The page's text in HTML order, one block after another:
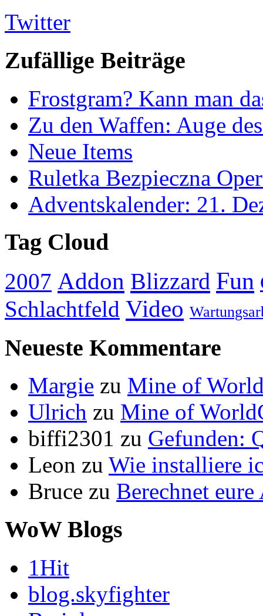
Twitter
Zufällige Beiträge
Frostgram? Kann man
Zu den Waffen: Auge
Neue Items
Ruletka Bezpieczna
Adventskalender: 21.
Tag Cloud
2007 Addon Blizzard Fun
Schlachtfeld Video
Neueste Kommentare
Margie zu Mine of
Ulrich zu Mine of
biffi2301 zu Gefunden:
Leon zu Wie installiere
Bruce zu Berechnet
WoW Blogs
1Hit
blog.skyfighter